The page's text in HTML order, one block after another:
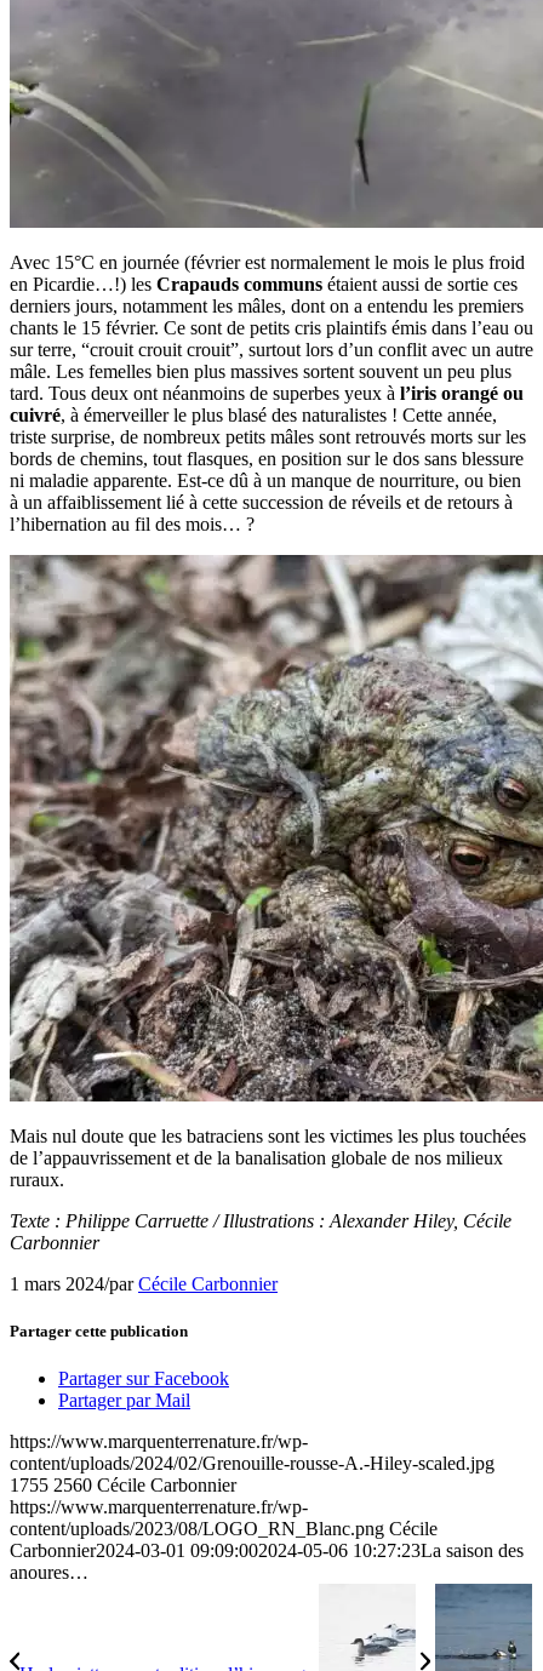
Saisir des données [naturalistes]
Rechercher
Menu Menu
Avec 15°C en journée (février est normalement le mois le plus froid
en Picardie…!) les Crapauds communs étaient aussi de sortie ces
derniers jours, notamment les mâles, dont on a entendu les premiers
chants le 15 février. Ce sont de petits cris plaintifs émis dans l’eau ou
sur terre, “crouit crouit crouit”, surtout lors d’un conflit avec un autre
mâle. Les femelles bien plus massives sortent souvent un peu plus
tard. Tous deux ont néanmoins de superbes yeux à l’iris orangé ou
cuivré, à émerveiller le plus blasé des naturalistes ! Cette année,
triste surprise, de nombreux petits mâles sont retrouvés morts sur les
bords de chemins, tout flasques, en position sur le dos sans blessure
ni maladie apparente. Est-ce dû à un manque de nourriture, ou bien
à un affaiblissement lié à cette succession de réveils et de retours à
l’hibernation au fil des mois… ?
Mais nul doute que les batraciens sont les victimes les plus touchées
de l’appauvrissement et de la banalisation globale de nos milieux
ruraux.
Texte : Philippe Carruette / Illustrations : Alexander Hiley, Cécile
Carbonnier
1 mars 2024/parCécile Carbonnier
Partager cette publication
Partager sur Facebook
Partager par Mail
https://www.marquenterrenature.fr/wp-
content/uploads/2024/02/Grenouille-rousse-A.-Hiley-scaled.jpg
1755 2560 Cécile Carbonnier
https://www.marquenterrenature.fr/wp-
content/uploads/2023/08/LOGO_RN_Blanc.png Cécile
Carbonnier2024-03-01 09:09:002024-05-06 10:27:23La saison des
anoures…